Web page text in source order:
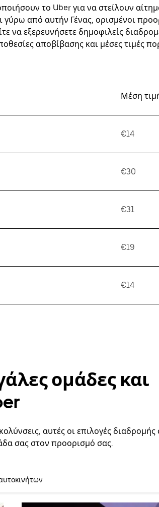
το Uber για να στείλουν
από αυτήν Γένας, ορισμένοι
να εξερευνήσετε δημοφιλείς
αποβίβασης και μέσες τιμές
Μέση
€14
€30
€31
€19
€14
ομάδες και
αυτές οι επιλογές διαδρομής
σας στον προορισμό σας.